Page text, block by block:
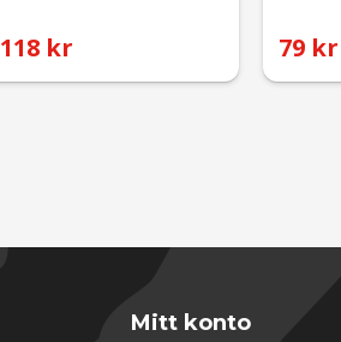
118 kr 79 kr
Mitt konto